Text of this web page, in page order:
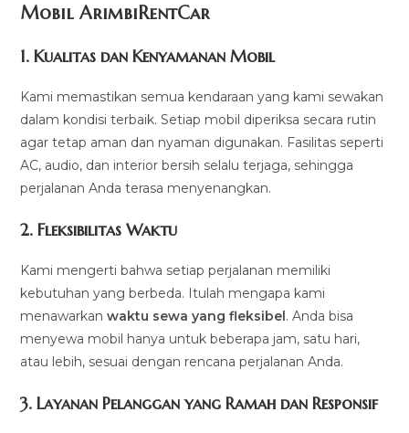
Mobil ArimbiRentCar
1.Kualitas dan Kenyamanan Mobil
Kami memastikan semua kendaraan yang kami sewakan
dalam kondisi terbaik. Setiap mobil diperiksa secara rutin
agar tetap aman dan nyaman digunakan. Fasilitas seperti
AC, audio, dan interior bersih selalu terjaga, sehingga
perjalanan Anda terasa menyenangkan.
2.Fleksibilitas Waktu
Kami mengerti bahwa setiap perjalanan memiliki
kebutuhan yang berbeda. Itulah mengapa kami
menawarkanwaktu sewa yang fleksibel. Anda bisa
menyewa mobil hanya untuk beberapa jam, satu hari,
atau lebih, sesuai dengan rencana perjalanan Anda.
3.Layanan Pelanggan yang Ramah dan Responsif